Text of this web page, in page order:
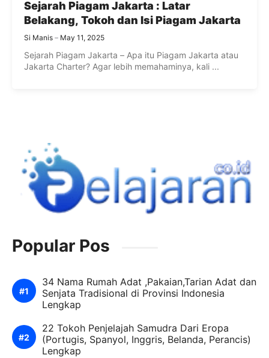
Sejarah Piagam Jakarta : Latar
Belakang, Tokoh dan Isi Piagam Jakarta
Si Manis May 11, 2025
Sejarah Piagam Jakarta – Apa itu Piagam Jakarta atau
Jakarta Charter? Agar lebih memahaminya, kali ...
Popular Pos
34 Nama Rumah Adat ,Pakaian,Tarian Adat dan
Senjata Tradisional di Provinsi Indonesia
Lengkap
22 Tokoh Penjelajah Samudra Dari Eropa
(Portugis, Spanyol, Inggris, Belanda, Perancis)
Lengkap